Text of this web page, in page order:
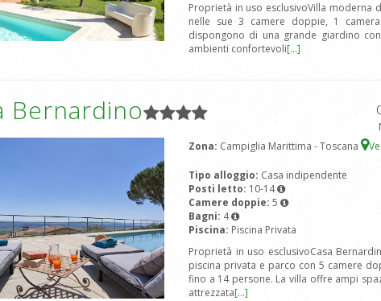
Proprietà in uso esclusivoVilla
nelle sue 3 camere doppie, 1
dispongono di una grande giardino
ambienti confortevoli[...]
Bernardino
Zona: Campiglia Marittima - Toscana
Tipo alloggio: Casa indipendente
Posti letto: 10-14
Camere doppie: 5
Bagni: 4
Piscina: Piscina Privata
Proprietà in uso esclusivoCasa
piscina privata e parco con 5 camere
fino a 14 persone. La villa offre ampi
attrezzata[...]